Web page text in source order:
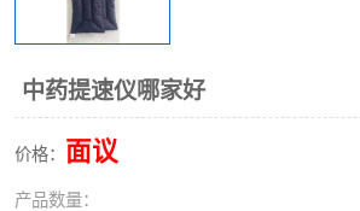
中药提速仪哪家好
价格： 面议
产品数量：